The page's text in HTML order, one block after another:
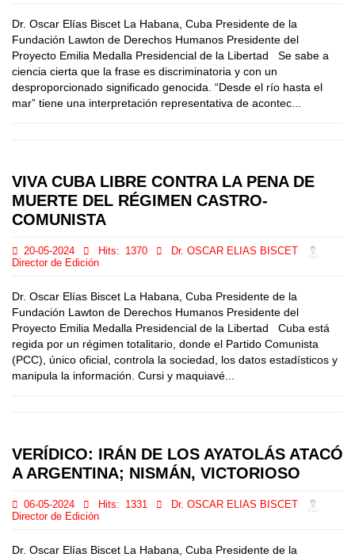
Dr. Oscar Elías Biscet La Habana, Cuba Presidente de la
Fundación Lawton de Derechos Humanos Presidente del
Proyecto Emilia Medalla Presidencial de la Libertad Se sabe a
ciencia cierta que la frase es discriminatoria y con un
desproporcionado significado genocida. “Desde el río hasta el
mar” tiene una interpretación representativa de acontec...
VIVA CUBA LIBRE CONTRA LA PENA DE
MUERTE DEL RÉGIMEN CASTRO-
COMUNISTA
20-05-2024 Hits: 1370
Dr. OSCAR ELIAS BISCET
Director de Edición
Dr. Oscar Elías Biscet La Habana, Cuba Presidente de la
Fundación Lawton de Derechos Humanos Presidente del
Proyecto Emilia Medalla Presidencial de la Libertad Cuba está
regida por un régimen totalitario, donde el Partido Comunista
(PCC), único oficial, controla la sociedad, los datos estadísticos y
manipula la información. Cursi y maquiavé...
VERÍDICO: IRÁN DE LOS AYATOLÁS ATACÓ
A ARGENTINA; NISMÁN, VICTORIOSO
06-05-2024 Hits: 1331
Dr. OSCAR ELIAS BISCET
Director de Edición
Dr. Oscar Elías Biscet La Habana, Cuba Presidente de la